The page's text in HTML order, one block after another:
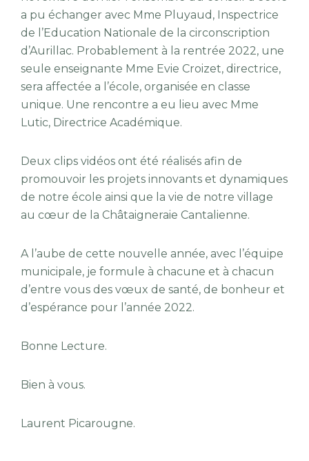
a pu échanger avec Mme Pluyaud, Inspectrice
de l’Education Nationale de la circonscription
d’Aurillac. Probablement à la rentrée 2022, une
seule enseignante Mme Evie Croizet, directrice,
sera affectée a l’école, organisée en classe
unique. Une rencontre a eu lieu avec Mme
Lutic, Directrice Académique.
Deux clips vidéos ont été réalisés afin de
promouvoir les projets innovants et dynamiques
de notre école ainsi que la vie de notre village
au cœur de la Châtaigneraie Cantalienne.
A l’aube de cette nouvelle année, avec l’équipe
municipale, je formule à chacune et à chacun
d’entre vous des vœux de santé, de bonheur et
d’espérance pour l’année 2022.
Bonne Lecture.
Bien à vous.
Laurent Picarougne.